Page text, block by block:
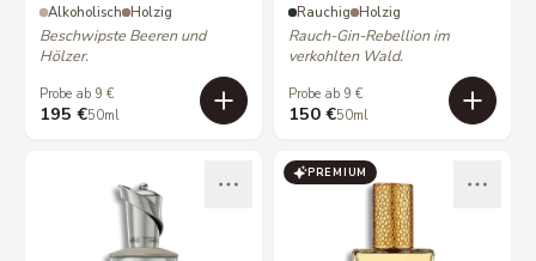
Alkoholisch Holzig
Beschwipste Beeren und
Hölzer.
Probe ab 9 €
195 €50ml
Rauchig Holzig
Rauch-Gin-Rebellion im
verkohlten Wald.
Probe ab 9 €
150 €50ml
PREMIUM